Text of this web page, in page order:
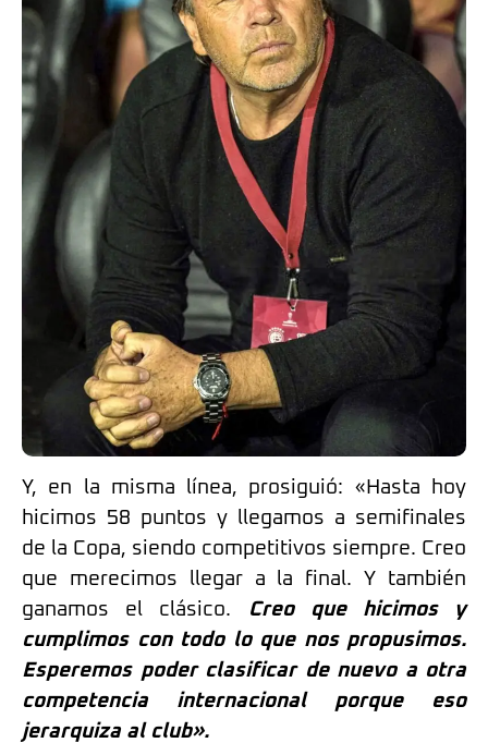
Y, en la misma línea, prosiguió: «Hasta hoy
hicimos 58 puntos y llegamos a semifinales
de la Copa, siendo competitivos siempre. Creo
que merecimos llegar a la final. Y también
ganamos el clásico. Creo que hicimos y
cumplimos con todo lo que nos propusimos.
Esperemos poder clasificar de nuevo a otra
competencia internacional porque eso
jerarquiza al club».